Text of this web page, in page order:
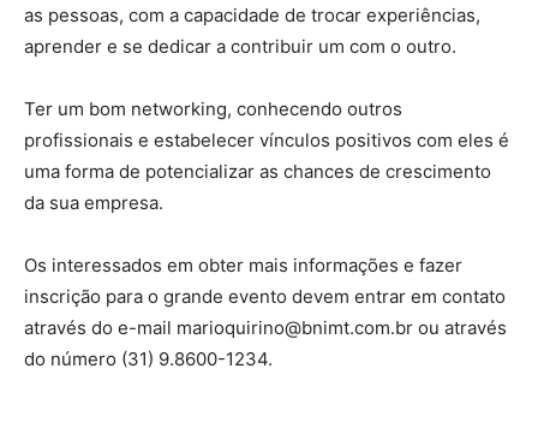
as pessoas, com a capacidade de trocar experiências,
aprender e se dedicar a contribuir um com o outro.
Ter um bom networking, conhecendo outros
profissionais e estabelecer vínculos positivos com eles é
uma forma de potencializar as chances de crescimento
da sua empresa.
Os interessados em obter mais informações e fazer
inscrição para o grande evento devem entrar em contato
através do e-mail marioquirino@bnimt.com.br ou através
do número (31) 9.8600-1234.